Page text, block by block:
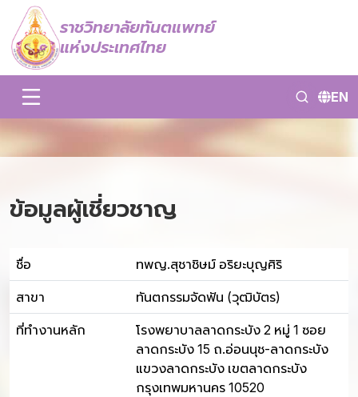
ราชวิทยาลัยทันตแพทย์
แห่งประเทศไทย
EN
ข้อมูลผู้เชี่ยวชาญ
ชื่อ ทพญ.สุชาชิษม์ อริยะบุญศิริ
สาขา ทันตกรรมจัดฟัน (วุฒิบัตร)
ที่ทำงานหลัก
โรงพยาบาลลาดกระบัง 2 หมู่ 1 ซอย
ลาดกระบัง 15 ถ.อ่อนนุช-ลาดกระบัง
แขวงลาดกระบัง เขตลาดกระบัง
กรุงเทพมหานคร 10520